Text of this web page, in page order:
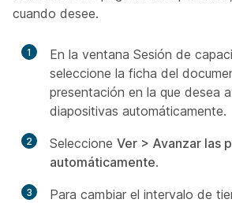
cuando desee.
1
En la ventana Sesión de
seleccione la ficha del
presentación en la que desea
diapositivas automáticamente.
2 Seleccione Ver > Avanzar las
automáticamente.
3
Para cambiar el intervalo de